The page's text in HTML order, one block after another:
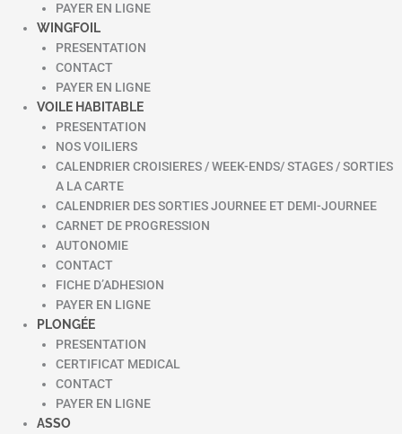
PAYER EN LIGNE
WINGFOIL
PRESENTATION
CONTACT
PAYER EN LIGNE
VOILE HABITABLE
PRESENTATION
NOS VOILIERS
CALENDRIER CROISIERES / WEEK-ENDS/ STAGES / SORTIES
A LA CARTE
CALENDRIER DES SORTIES JOURNEE ET DEMI-JOURNEE
CARNET DE PROGRESSION
AUTONOMIE
CONTACT
FICHE D’ADHESION
PAYER EN LIGNE
PLONGÉE
PRESENTATION
CERTIFICAT MEDICAL
CONTACT
PAYER EN LIGNE
ASSO